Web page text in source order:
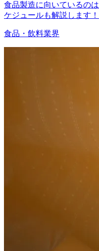
食品製造に向いているの
ケジュールも解説します！
食品・飲料業界